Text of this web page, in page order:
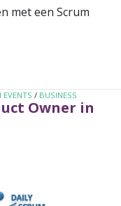
met een Scrum
EVENTS / BUSINESS
Owner in